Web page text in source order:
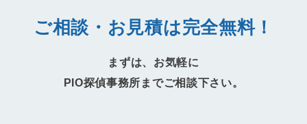
ご相談・お見積は完全無料！
まずは、お気軽に
PIO探偵事務所までご相談下さい。